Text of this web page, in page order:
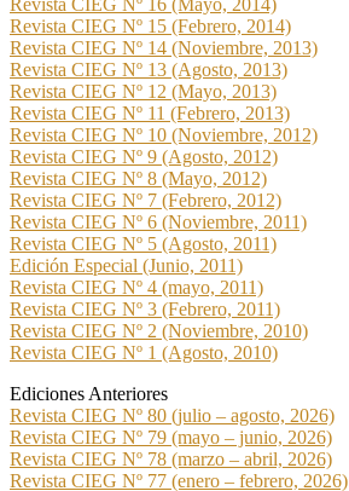
Revista CIEG Nº 1 (Agosto, 2010)
Revista CIEG Nº 2 (Noviembre, 2010)
Revista CIEG Nº 3 (Febrero, 2011)
Revista CIEG Nº 4 (mayo, 2011)
Edición Especial (Junio, 2011)
Revista CIEG Nº 5 (Agosto, 2011)
Revista CIEG Nº 6 (Noviembre, 2011)
Revista CIEG Nº 7 (Febrero, 2012)
Revista CIEG Nº 8 (Mayo, 2012)
Revista CIEG Nº 9 (Agosto, 2012)
Revista CIEG Nº 10 (Noviembre, 2012)
Revista CIEG Nº 11 (Febrero, 2013)
Revista CIEG Nº 12 (Mayo, 2013)
Revista CIEG Nº 13 (Agosto, 2013)
Revista CIEG Nº 14 (Noviembre, 2013)
Revista CIEG Nº 15 (Febrero, 2014)
Ediciones Anteriores
Revista CIEG Nº 80 (julio – agosto, 2026)
Revista CIEG Nº 79 (mayo – junio, 2026)
Revista CIEG Nº 78 (marzo – abril, 2026)
Revista CIEG Nº 77 (enero – febrero, 2026)